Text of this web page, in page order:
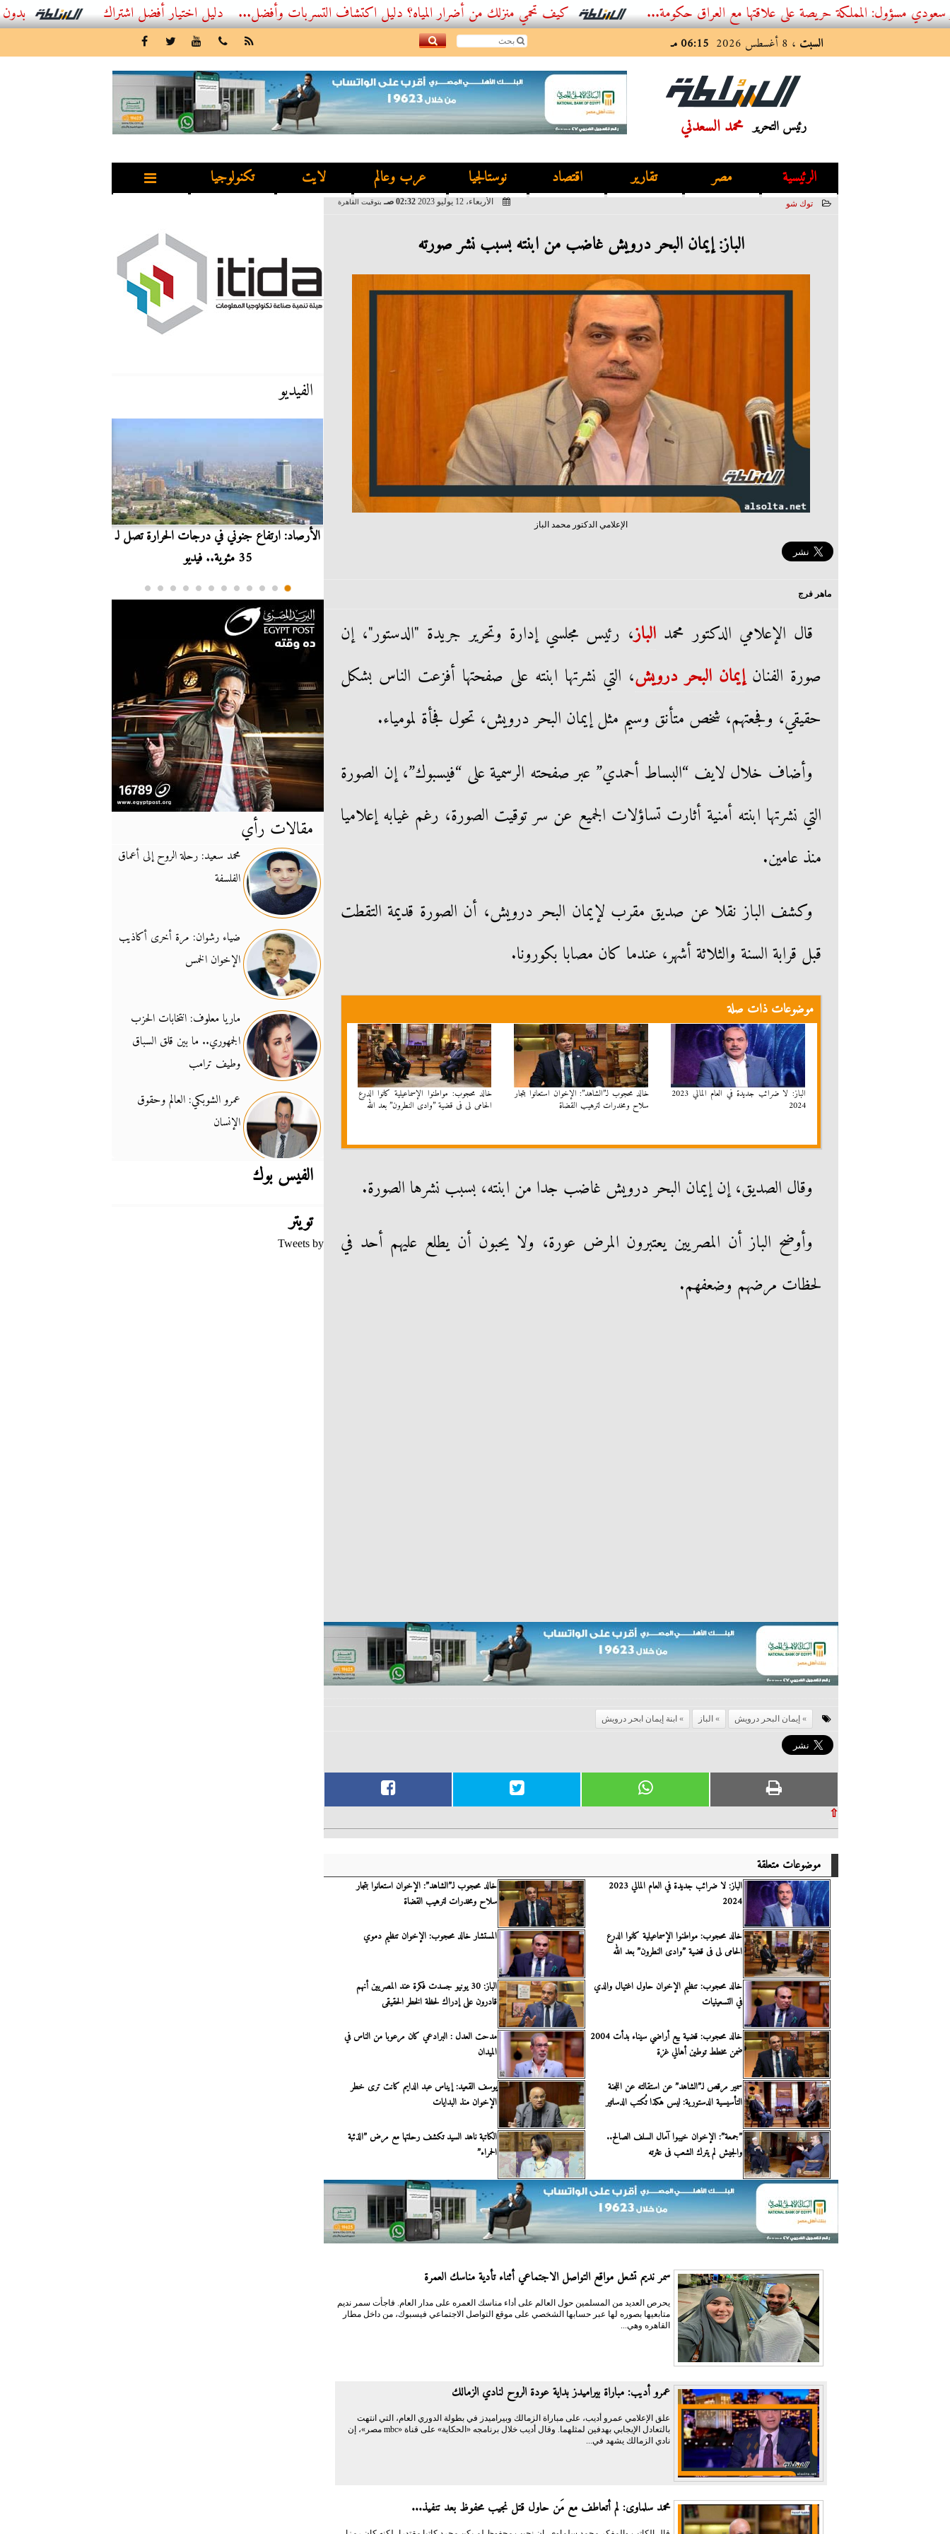
أفضل اشتراك IPTV بدون تقطيع 2026 – دليل المشاهد العصري المملكة حريصة على علاقتها مع العراق حكومة... كيف تحمي منزلك من أضرار المياه؟ دليل اكتشاف التسربات وأفضل...
السبت ، 8 أغسطس 2026 06:15 مـ
رئيس التحرير محمد السعدني
الرئيسية مصر تقارير اقتصاد نوستالجيا عرب وعالم لايت تكنولوجيا
توك شو الأربعاء، 12 يوليو 2023 02:32 صـ بتوقيت القاهرة
الباز: إيمان البحر درويش غاضب من ابنته بسبب نشر صورته
الإعلامي الدكتور محمد الباز
ماهر فرج
قال الإعلامي الدكتور محمد الباز، رئيس مجلسي إدارة وتحرير جريدة "الدستور"، إن
صورة الفنانإيمان البحر درويش، التي نشرتها ابنته على صفحتها أفزعت الناس بشكل
حقيقي، وفجعتهم، شخص متأنق وسيم مثل إيمان البحر درويش، تحول فجأة لمومياء.
وأضاف خلال لايف “البساط أحمدي” عبر صفحته الرسمية على “فيسبوك”، إن الصورة
التي نشرتها ابنته أمنية أثارت تساؤلات الجميع عن سر توقيت الصورة، رغم غيابه إعلاميا
منذ عامين.
وكشف الباز نقلا عن صديق مقرب لإيمان البحر درويش، أن الصورة قديمة التقطت
قبل قرابة السنة والثلاثة أشهر، عندما كان مصابا بكورونا.
موضوعات ذات صلة
الباز: لا ضرائب جديدة في العام المالي 2023
2024
خالد محجوب لـ”الشاهد”: الإخوان استعانوا بتجار
سلاح ومخدرات لترهيب القضاة
خالد محجوب: مواطنوا الإسماعيلية كانوا الدرع
الحامى لى فى قضية ”وادى النطرون” بعد الله
وقال الصديق، إن إيمان البحر درويش غاضب جدا من ابنته، بسبب نشرها الصورة.
وأوضح الباز أن المصريين يعتبرون المرض عورة، ولا يحبون أن يطلع عليهم أحد في
لحظات مرضهم وضعفهم.
إيمان البحر درويش الباز ابنة إيمان ابحر درويش
⇧
موضوعات متعلقة
الباز: لا ضرائب جديدة في العام المالي 2023
2024
خالد محجوب لـ”الشاهد”: الإخوان استعانوا بتجار
سلاح ومخدرات لترهيب القضاة
خالد محجوب: مواطنوا الإسماعيلية كانوا الدرع
الحامى لى فى قضية ”وادى النطرون” بعد الله
المستشار خالد محجوب: الإخوان تنظيم دموي
خالد محجوب: تنظيم الإخوان حاول اغتيال والدي
في التسعينيات
الباز: 30 يونيو جسدت فكرة عند المصريين أنهم
قادرون على إدراك لحظة الخطر الحقيقى
خالد محجوب: قضية بيع أراضي سيناء بدأت 2004
ضمن مخطط توطين أهالي غزة
مدحت العدل : البرادعي كان مرعوبا من الناس في
الميدان
سمير مرقص لـ”الشاهد” عن استقالته عن اللجنة
التأسيسية الدستورية: ليس هكذا تُكتب الدساتير
يوسف القعيد: إيناس عبد الدايم كانت ترى خطر
الإخوان منذ البدايات
”جمعة”: الإخوان خيبوا آمال السلف الصالح..
والجيش لم يترك الشعب فى عثرته
الكاتبة ناهد السيد تكشف رحلتها مع مرض ”الذئبة
الحمراء”
سمر نديم تشعل مواقع التواصل الاجتماعي أثناء تأدية مناسك العمرة
يحرص العديد من المسلمين حول العالم على أداء مناسك العمره على مدار العام. فاجأت سمر نديم
متابعيها بصوره لها عبر حسابها الشخصي على موقع التواصل الاجتماعي فيسبوك، من داخل مطار
القاهره وهي...
عمرو أديب: مباراة بيراميدز بداية عودة الروح لنادي الزمالك
علق الإعلامي عمرو أديب، على مباراة الزمالك وبيراميدز في بطولة الدوري العام، التي انتهت
بالتعادل الإيجابي بهدفين لمثلهما. وقال أديب خلال برنامجه «الحكاية» على قناة «mbc مصر»، إن
نادي الزمالك يشهد في...
محمد سلماوى: لم أتعاطف مع مَن حاول قتل نجيب محفوظ بعد تنفيذ...
الفيديو
الأرصاد: ارتفاع جنوني في درجات الحرارة تصل لـ
35 مئوية.. فيديو
مقالات رأي
محمد سعيد: رحلة الروح إلى أعماق
الفلسفة
ضياء رشوان: مرة أخرى أكاذيب
الإخوان الخمس
ماريا معلوف: انتخابات الحزب
الجمهوري.. ما بين قلق السباق
وطيف ترامب
عمرو الشوبكي: العالم وحقوق
الإنسان
الفيس بوك
تويتر
Tweets by